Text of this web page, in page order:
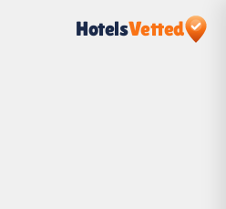
HotelsVetted